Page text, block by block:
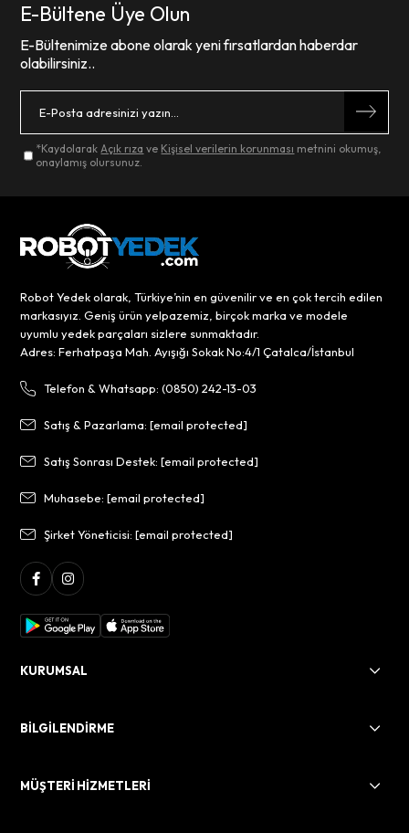
E-Bültene Üye Olun
E-Bültenimize abone olarak yeni fırsatlardan haberdar
olabilirsiniz..
*KaydolarakAçık rıza ve Kişisel verilerin korunması metnini okumuş,
onaylamış olursunuz.
Robot Yedek olarak, Türkiye’nin en güvenilir ve en çok tercih edilen
markasıyız. Geniş ürün yelpazemiz, birçok marka ve modele
uyumlu yedek parçaları sizlere sunmaktadır.
Adres: Ferhatpaşa Mah. Ayışığı Sokak No:4/1 Çatalca/İstanbul
Telefon & Whatsapp: (0850) 242-13-03
Satış & Pazarlama:[email protected]
Satış Sonrası Destek:[email protected]
Muhasebe:[email protected]
Şirket Yöneticisi:[email protected]
KURUMSAL
BİLGİLENDİRME
MÜŞTERİ HİZMETLERİ